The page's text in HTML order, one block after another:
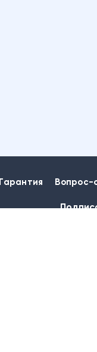
Гарантия Вопрос-